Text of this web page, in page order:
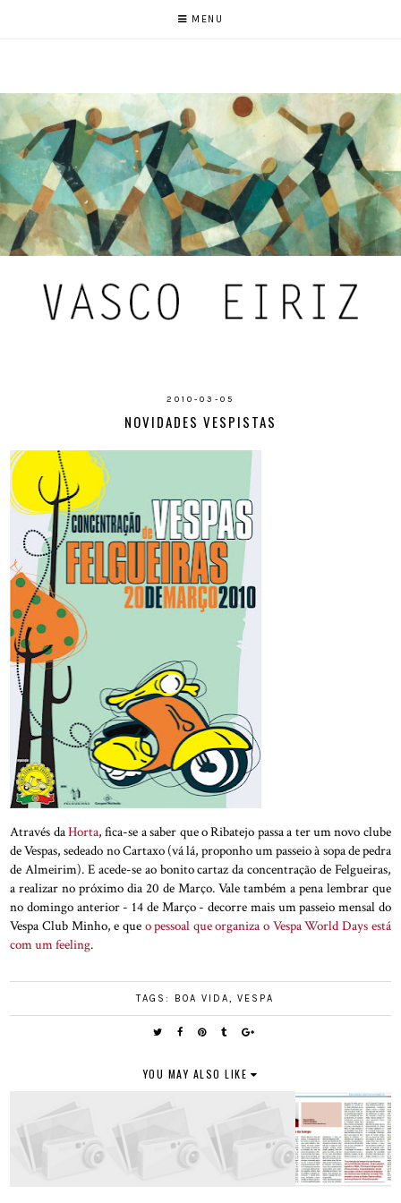
MENU
2010-03-05
NOVIDADES VESPISTAS
Através daHorta, fica-se a saber que o Ribatejo passa a ter um novo clube
de Vespas, sedeado no Cartaxo (vá lá, proponho um passeio à sopa de pedra
de Almeirim). E acede-se ao bonito cartaz da concentração de Felgueiras,
a realizar no próximo dia 20 de Março. Vale também a pena lembrar que
no domingo anterior - 14 de Março - decorre mais um passeio mensal do
Vespa Club Minho, e que o pessoal que organiza o Vespa World Days está
com um feeling.
TAGS: BOA VIDA, VESPA
YOU MAY ALSO LIKE